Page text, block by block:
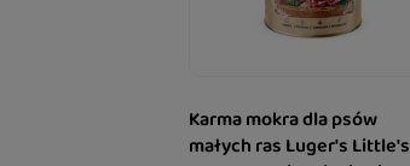
Karma mokra dla psów
małych ras Luger's Little's